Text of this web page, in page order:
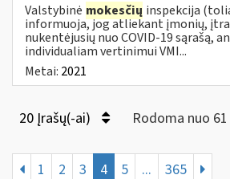
Valstybinė mokesčių inspekcija
informuoja, jog atliekant įmonių,
nukentėjusių nuo COVID-19 sąrašą,
individualiam vertinimui VMI...
Metai: 2021
20 Įrašų(-ai) Rodoma nuo
1 2 3 4 5 ... 365